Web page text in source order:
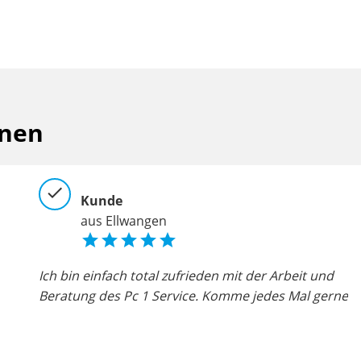
check
Kunde
aus Ellwangen

Ich bin einfach total zufrieden mit der Arbeit und
Beratung des Pc 1 Service. Komme jedes Mal gerne